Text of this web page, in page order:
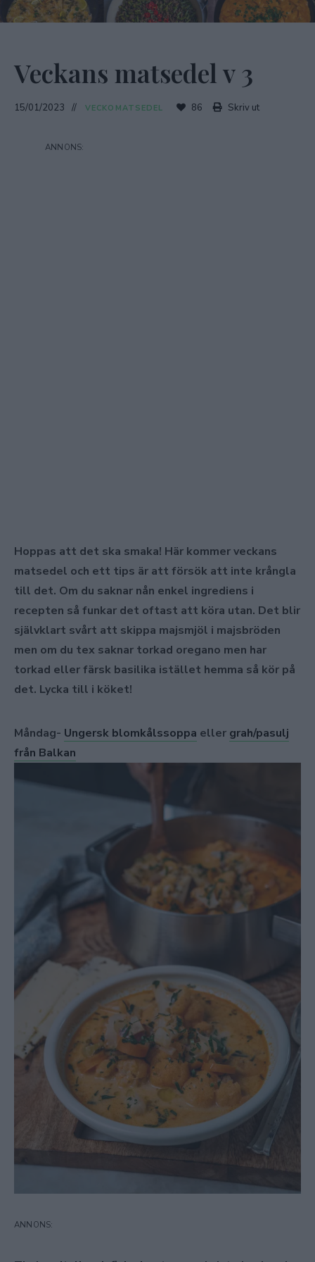
Veckans matsedel v 3
15/01/2023 VECKOMATSEDEL 86 Skriv ut
Hoppas att det ska smaka! Här kommer veckans
matsedel och ett tips är att försök att inte krångla
till det. Om du saknar nån enkel ingrediens i
recepten så funkar det oftast att köra utan. Det blir
självklart svårt att skippa majsmjöl i majsbröden
men om du tex saknar torkad oregano men har
torkad eller färsk basilika istället hemma så kör på
det. Lycka till i köket!
Måndag- Ungersk blomkålssoppa eller grah/pasulj
från Balkan